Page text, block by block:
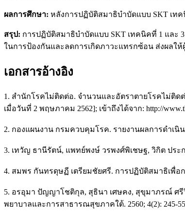
ผลการศึกษา: หลังการปฏิบัติสมาธิบำบัดแบบ SKT เทค
สรุป: การปฏิบัติสมาธิบำบัดแบบ SKT เทคนิคที่ 1 และ
ในการป้องกันและลดการเกิดภาวะแทรกซ้อน ส่งผล
เอกสารอ้างอิง
1. สำนักโรคไม่ติดต่อ. จำนวนและอัตราตายโรคไม่ติด
เมื่อวันที่ 2 พฤษภาคม 2562]; เข้าถึงได้จาก: http://
2. กองแผนงาน กรมควบคุมโรค. รายงานผลการดำเนิ
3. เทวัญ ธานีรัตน์, แพทย์พงษ์ วรพงศ์พิเชษฐ, วิกิต ปร
4. สมพร กันทรดุษฏี เตรียมชัยศรี. การปฏิบัติสมาธิเพื่อ
5. อรอุมา ปัญญาโชติกุล, สุธินา เศษคง, สุขุมาภรณ์ ศรี
พยาบาลและการสาธารณสุขภาคใต้. 2560; 4(2): 245-